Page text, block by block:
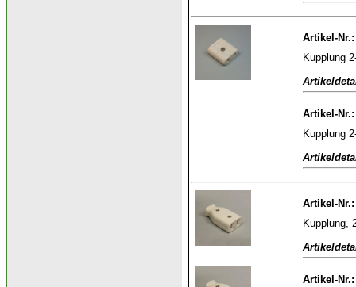
Artikel-Nr.:
Kupplung
Artikel-Nr.:
Kupplung
Artikel-Nr.:
Kupplung,
Artikel-Nr.: